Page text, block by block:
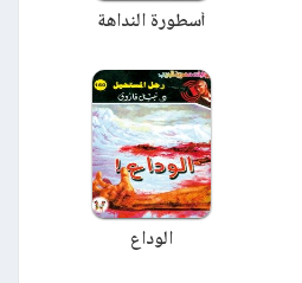
أسطورة النداهة
الوداع